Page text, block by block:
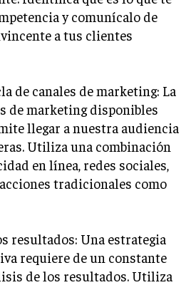
RESOLUCIÓN DE CONFLICTOS
Y REGULACIONES
NEGOCIOS
INFLUENCERS
y comunícalo de
a tus clientes
de canales de marketing: La
de marketing disponibles
llegar a nuestra audiencia
Utiliza una combinación
en línea, redes sociales,
tradicionales como
resultados: Una estrategia
requiere de un constante
de los resultados. Utiliza